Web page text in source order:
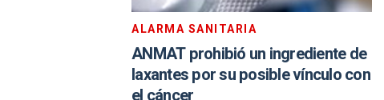
ALARMA SANITARIA
ANMAT prohibió un ingrediente de
laxantes por su posible vínculo con